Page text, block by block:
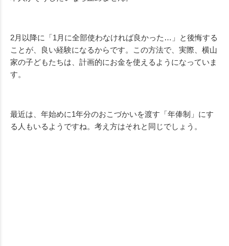
2月以降に「 1月に全部使わなければ良かった … 」と後悔する
ことが、良い経験になるからです。この方法で、実際、横山
家の子どもたちは、計画的にお金を使えるようになっていま
す。
最近は、年始めに1年分のおこづかいを渡す「年俸制」にす
る人もいるようですね。考え方はそれと同じでしょう。